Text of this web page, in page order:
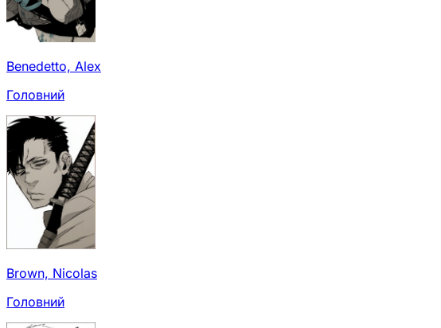
Benedetto, Alex
Головний
Brown, Nicolas
Головний